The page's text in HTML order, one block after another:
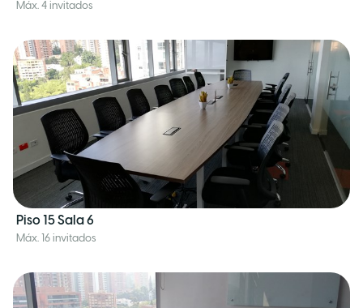
Máx. 4 invitados
Piso 15 Sala 6
Máx. 16 invitados